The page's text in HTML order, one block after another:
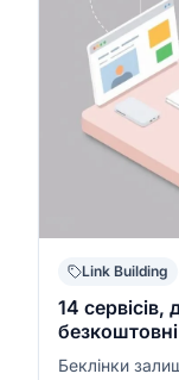
Link Building
14
Беклінки